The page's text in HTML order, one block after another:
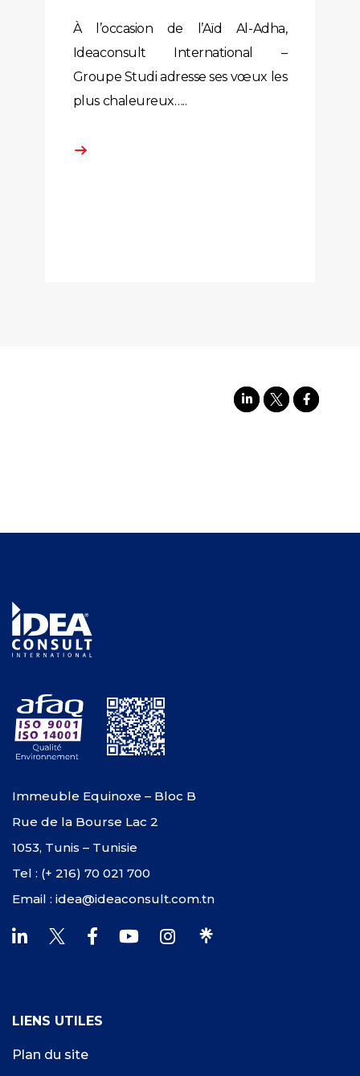
À l’occasion de l’Aïd Al-Adha,
Ideaconsult International –
Groupe Studi adresse ses vœux les
plus chaleureux…..
Immeuble Equinoxe – Bloc B
Rue de la Bourse Lac 2
1053, Tunis – Tunisie
Tel : (+ 216) 70 021 700
Email : idea@ideaconsult.com.tn
LIENS UTILES
Plan du site